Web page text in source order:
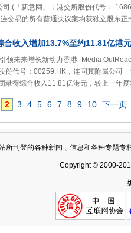
(「新意网」；港交所股份代号：
交易的所有普通决议案均获独立股东正
收入增加13.7%至约11.81亿港
领未来增长新动力香港 -Media
份代号：00259.HK，连同其附属公司
录得综合收入11.81亿港元，较上一年
2 3 4 5 6 7 8 9 10 下一页
所刊登的各种新闻﹑信息和各种专题专
Copyright © 2000-